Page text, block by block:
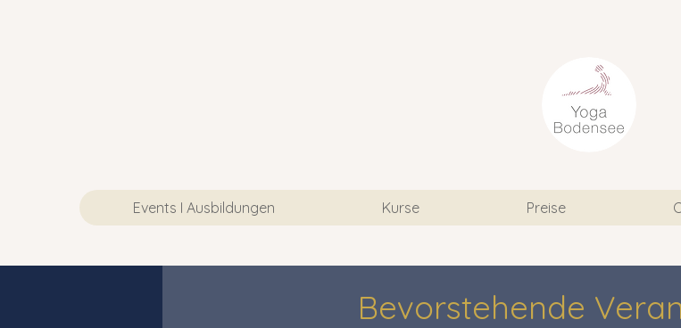
Events I Ausbildungen Kurse Preise
Bevorstehende